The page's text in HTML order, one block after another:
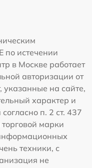
по истечении
в Москве работает
авторизации от
указанные на сайте,
характер и
п. 2 ст. 437
марки
техники, с
не